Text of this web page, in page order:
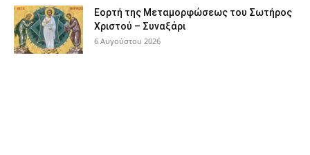
Εορτή της Μεταμορφώσεως του Σωτήρος
Χριστού – Συναξάρι
6 Αυγούστου 2026